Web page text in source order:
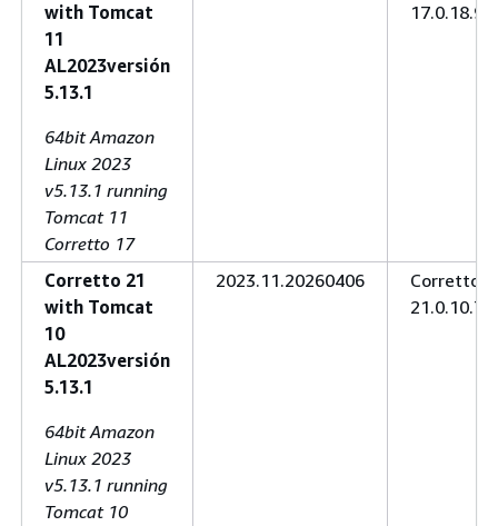
with Tomcat
11
AL2023versión
5.13.1
64bit Amazon
Linux 2023
v5.13.1 running
Tomcat 11
Corretto 17
17.0.18.9.1
Corretto 21
with Tomcat
10
AL2023versión
5.13.1
64bit Amazon
Linux 2023
v5.13.1 running
Tomcat 10
2023.11.20260406
Corretto
21.0.10.7.1